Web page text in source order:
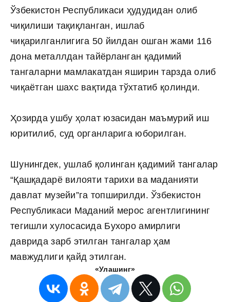
Ўзбекистон Республикаси ҳудудидан олиб
чиқилиши тақиқланган, ишлаб
чиқарилганлигига 50 йилдан ошган жами 116
дона металлдан тайёрланган қадимий
тангаларни мамлакатдан яширин тарзда олиб
чиқаётган шахс вақтида тўхтатиб қолинди.
Ҳозирда ушбу ҳолат юзасидан маъмурий иш
юритилиб, суд органларига юборилган.
Шунингдек, ушлаб қолинган қадимий тангалар
“Қашқадарё вилояти тарихи ва маданияти
давлат музейи”га топширилди. Ўзбекистон
Республикаси Маданий мерос агентлигининг
тегишли хулосасида Бухоро амирлиги
даврида зарб этилган тангалар ҳам
мавжудлиги қайд этилган.
«Улашинг»